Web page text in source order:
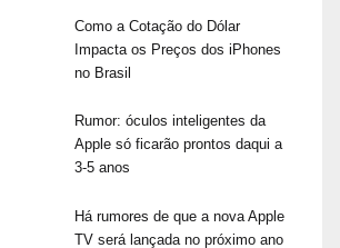
Como a Cotação do Dólar
Impacta os Preços dos iPhones
no Brasil
Rumor: óculos inteligentes da
Apple só ficarão prontos daqui a
3-5 anos
Há rumores de que a nova Apple
TV será lançada no próximo ano